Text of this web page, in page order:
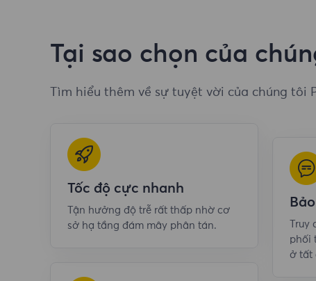
Tại sao chọn của
Tìm hiểu thêm về sự tuyệt vời của chúng tôi
Tốc độ cực nhanh
Tận hưởng độ trễ rất thấp nhờ cơ
sở hạ tầng đám mây phân tán.
phối
ở tất